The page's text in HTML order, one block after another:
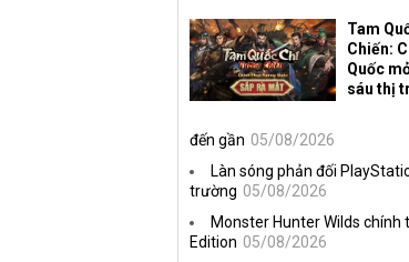
Tam
Chiến:
Quốc
sáu thị
đến gần 05/08/2026
Làn sóng phản đối
trường 05/08/2026
Monster Hunter Wilds chính
Edition 05/08/2026